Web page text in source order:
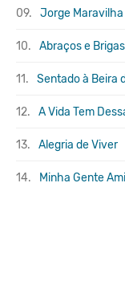
09. Jorge Maravilha
10. Abraços e Brigas
11. Sentado à Beira
12. A Vida Tem
13. Alegria de Viver
14. Minha Gente